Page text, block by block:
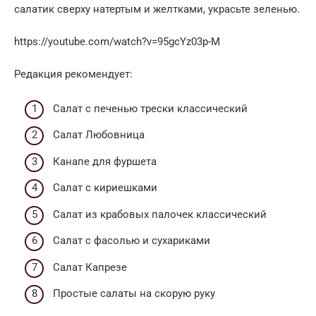
салатик сверху натертым и желтками, украсьте зеленью.
https://youtube.com/watch?v=95gcYz03p-M
Редакция рекомендует:
Cалат с печенью трески классический
Салат Любовница
Канапе для фуршета
Салат с кириешками
Салат из крабовых палочек классический
Салат с фасолью и сухариками
Салат Капрезе
Простые салаты на скорую руку